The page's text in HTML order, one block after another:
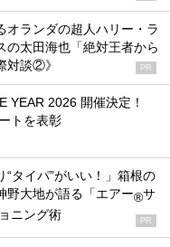
オランダの超人ハリー・ラ
の太田海也「絶対王者から
対談②》
PR
YEAR 2026 開催決定！
トを表彰
“タイパ”がいい！」箱根の
野大地が語る「エアー®サ
ニング術 PR